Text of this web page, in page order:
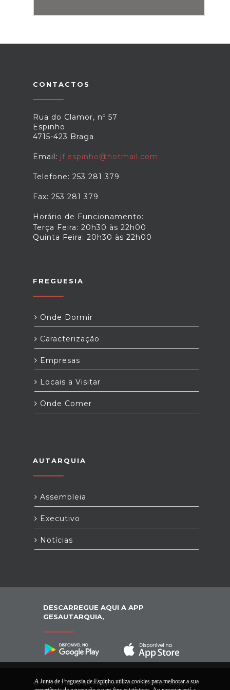
CONTACTOS
Rua do Clamor, nº 57
Espinho
4715-423 Braga
Email: jf.espinho@hotmail.com
Telefone: 253 281 379
Fax: 253 281 379
Horário de Funcionamento:
Terça Feira: 20h30 às 22h00
Quinta Feira: 20h30 às 22h00
FREGUESIA
Onde Dormir
Caracterização
Empresas
Locais a Visitar
Onde Comer
AUTARQUIA
Assembleia
Executivo
Notícias
DESCARREGUE AQUI A APP
GESAUTARQUIA,
© 2026 Junta de Freguesia de Espinho. Todos os
A Junta de Freguesia de Espinho utiliza cookies para melhorar a sua